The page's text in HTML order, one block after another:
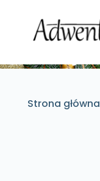
Strona główna